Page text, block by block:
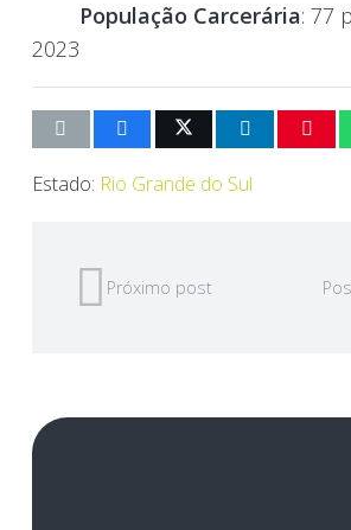
População Carcerária: 77
2023
Estado: Rio Grande do Sul
Próximo post